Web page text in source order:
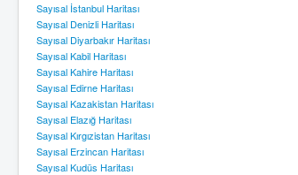
Sayısal İstanbul Haritası
Sayısal Denizli Haritası
Sayısal Diyarbakır Haritası
Sayısal Kabil Haritası
Sayısal Kahire Haritası
Sayısal Edirne Haritası
Sayısal Kazakistan Haritası
Sayısal Elazığ Haritası
Sayısal Kırgızistan Haritası
Sayısal Erzincan Haritası
Sayısal Kudüs Haritası